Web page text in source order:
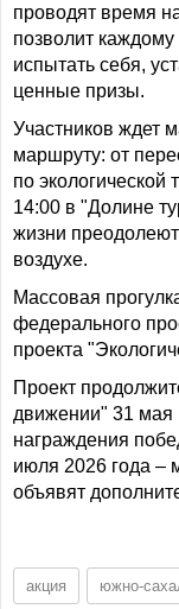
проводят время
позволит
испытать себя,
ценные призы.
Участников ждет
маршруту: от
по
14:00 в "Долине
жизни
воздухе.
Массовая
федерального
проекта
Проект
движении" 31
награждения
июля 2026 года –
объявят
акция южно-